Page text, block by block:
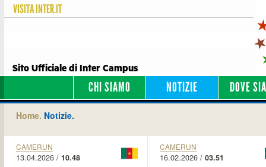
VISITAINTER.IT
Sito Ufficiale di Inter Campus
CHI SIAMO NOTIZIE DOVE
Home. Notizie.
CAMERUN
13.04.2026 / 10.48
CAMERUN
16.02.2026 / 03.51